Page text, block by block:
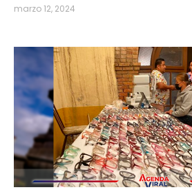
marzo 12, 2024